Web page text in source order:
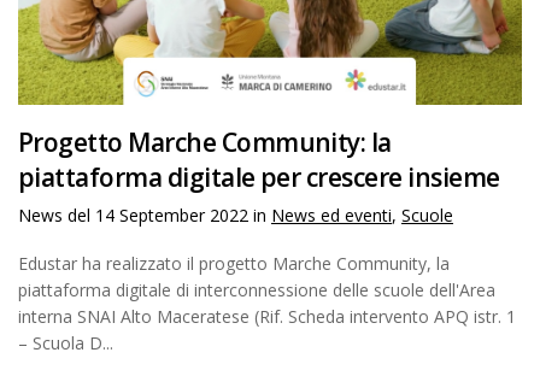
Progetto Marche Community: la
piattaforma digitale per crescere insieme
News del 14 September 2022 in News ed eventi, Scuole
Edustar ha realizzato il progetto Marche Community, la
piattaforma digitale di interconnessione delle scuole dell'Area
interna SNAI Alto Maceratese (Rif. Scheda intervento APQ istr. 1
– Scuola D...